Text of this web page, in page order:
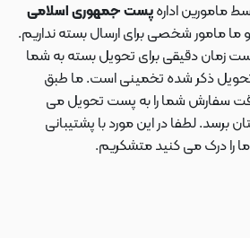
مامورین ادارهپست جمهوری اسلامی
مامور شخصی برای ارسال بسته نداریم.
زمان دقیقی برای تحویل بسته به شما
تحویل ذکر شده تخمینی است. ما طبق
سفارش شما را به پست تحویل می
برسد. لطفا در این مورد با پشتیبانی
ما را درک می کنید متشکریم.